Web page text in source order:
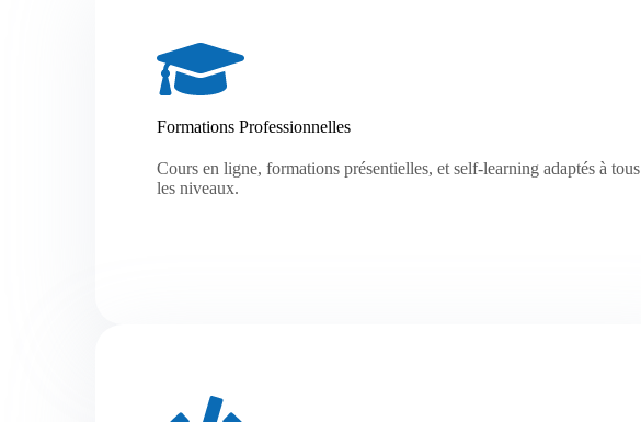
Formations Professionnelles
Cours en ligne, formations présentielles, et self-learning adaptés à tous
les niveaux.